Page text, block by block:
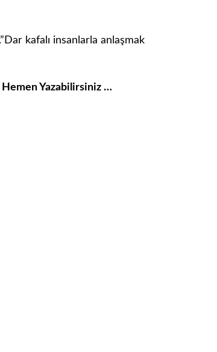
kafalı insanlarla anlaşmak
Hemen Yazabilirsiniz …